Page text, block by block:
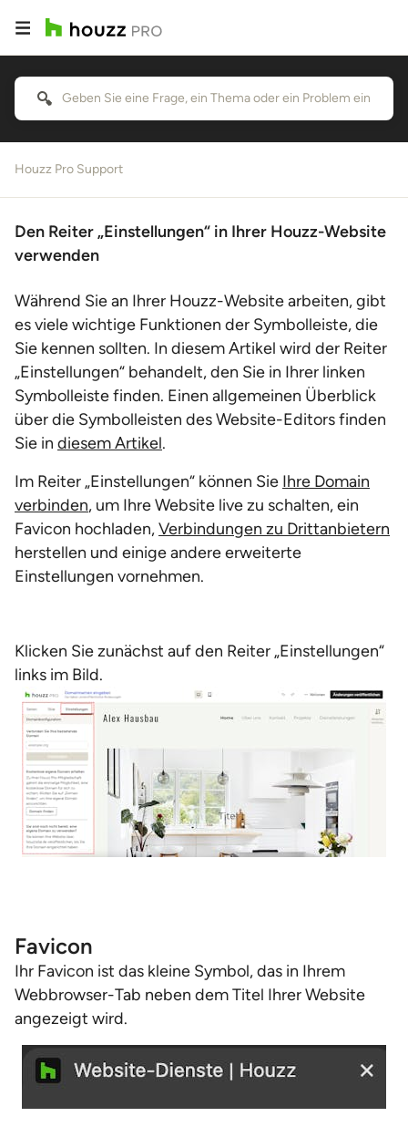
Houzz Pro Support
Den Reiter „Einstellungen“ in Ihrer Houzz-Website
verwenden
Während Sie an Ihrer Houzz-Website arbeiten, gibt
es viele wichtige Funktionen der Symbolleiste, die
Sie kennen sollten. In diesem Artikel wird der Reiter
„Einstellungen“ behandelt, den Sie in Ihrer linken
Symbolleiste finden. Einen allgemeinen Überblick
über die Symbolleisten des Website-Editors finden
Sie in diesem Artikel.
Im Reiter „Einstellungen“ können Sie Ihre Domain
verbinden, um Ihre Website live zu schalten, ein
Favicon hochladen,Verbindungen zu Drittanbietern
herstellen und einige andere erweiterte
Einstellungen vornehmen.
Klicken Sie zunächst auf den Reiter „Einstellungen“
links im Bild.
Favicon
Ihr Favicon ist das kleine Symbol, das in Ihrem
Webbrowser-Tab neben dem Titel Ihrer Website
angezeigt wird.